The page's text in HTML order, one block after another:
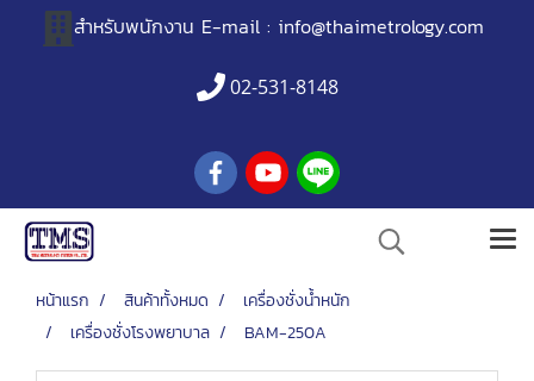
สำหรับพนักงาน E-mail : info@thaimetrology.com
02-531-8148
หน้าแรก สินค้าทั้งหมด
เครื่องชั่งน้ำหนัก
เครื่องชั่งโรงพยาบาล
BAM-250A